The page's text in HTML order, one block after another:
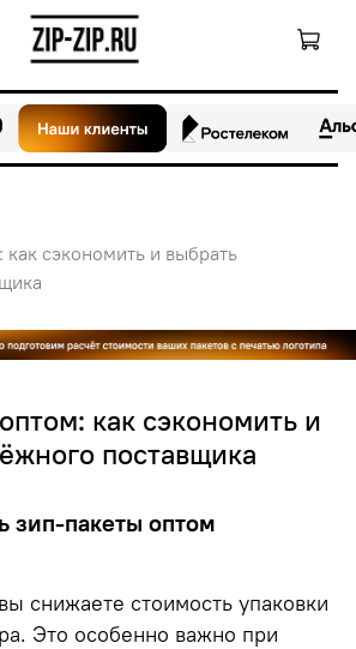
сэкономить и выбрать
как сэкономить и
поставщика
зип-пакеты оптом
снижаете стоимость упаковки
Это особенно важно при